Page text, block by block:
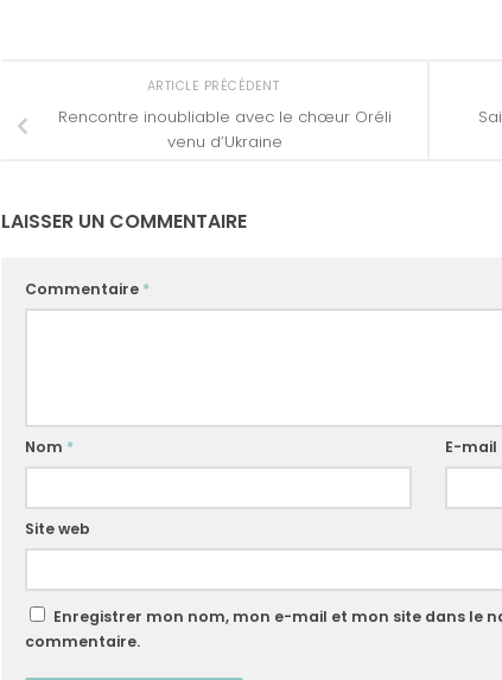
ARTICLE PRÉCÉDENT
Rencontre inoubliable avec le chœur Oréli
venu d’Ukraine
LAISSER UN COMMENTAIRE
Commentaire *
Nom * E-mail
Site web
Enregistrer mon nom, mon e-mail et mon site dans le
commentaire.